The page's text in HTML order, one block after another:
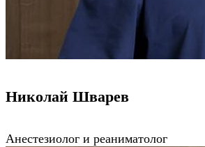
Николай Шварев
Aнестезиолог и реаниматолог